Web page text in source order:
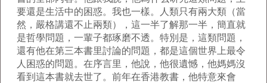
要還是生活中的困惑。我也一樣。人類只有兩大類（當
然，嚴格講還不止兩類），這一半了解那一半，簡直就
是哲學問題，一輩子都琢磨不透。特別是，這類問題，
還有他在第三本書里討論的問題，都是這個世界上最令
人困惑的問題。在序言里，他說，他很遺憾，他媽媽沒
看到這本書就去世了。前年在香港教書，他特意來會